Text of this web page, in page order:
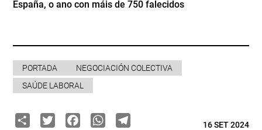
España, o ano con máis de 750 falecidos
PORTADA
NEGOCIACIÓN COLECTIVA
SAÚDE LABORAL
ShareTwitterFacebook
WhatsApp
Telegram16 SET 2024